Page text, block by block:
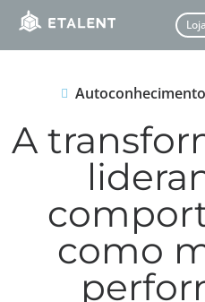
Loja
Autoconhecimento
A
como